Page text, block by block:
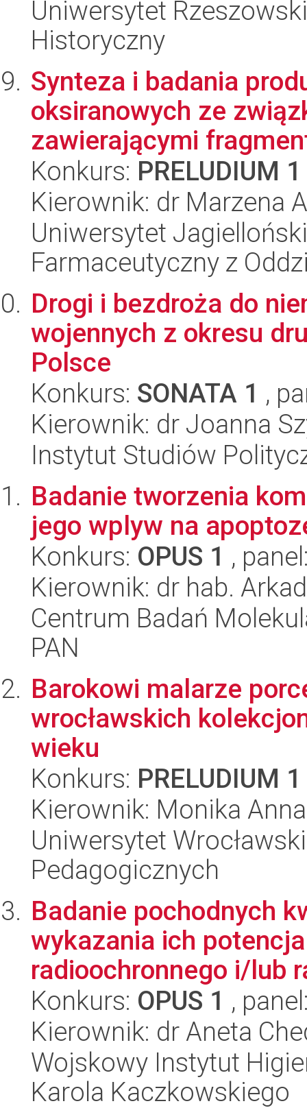
Uniwersytet
Historyczny
Synteza i badania
oksiranowych ze
zawierającymi
Konkurs: PRELUDIUM 1
Kierownik: dr Marzena
Uniwersytet
Farmaceutyczny z
Drogi i bezdroża do
wojennych z okresu
Polsce
Konkurs: SONATA 1 ,
Kierownik: dr Joanna
Instytut Studiów
Badanie tworzenia
jego wplyw na
Konkurs: OPUS 1 ,
Kierownik: dr hab.
Centrum Badań
PAN
Barokowi malarze
wrocławskich
wieku
Konkurs: PRELUDIUM 1
Kierownik: Monika
Uniwersytet
Pedagogicznych
Badanie pochodnych
wykazania ich
radioochronnego i/lub
Konkurs: OPUS 1 ,
Kierownik: dr Aneta
Wojskowy Instytut
Karola Kaczkowskiego